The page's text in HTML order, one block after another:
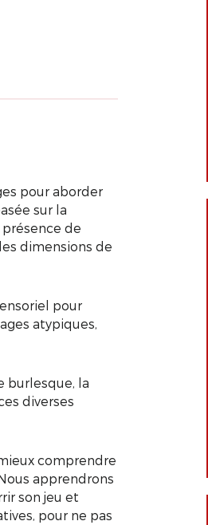
pour aborder
sur la
présence de
dimensions de
pour
atypiques,
burlesque, la
diverses
comprendre
apprendrons
son jeu et
pour ne pas